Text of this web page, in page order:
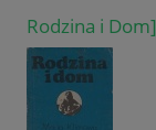
Rodzina i Dom]